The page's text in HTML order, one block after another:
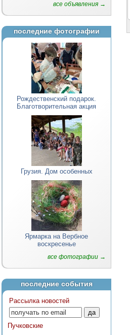
все объявления →
последние фотографии
Рождественский подарок.
Благотворительная акция
Грузия. Дом особенных
Ярмарка на Вербное
воскресенье
все фотографии →
последние события
Рассылка новостей
Пучковские